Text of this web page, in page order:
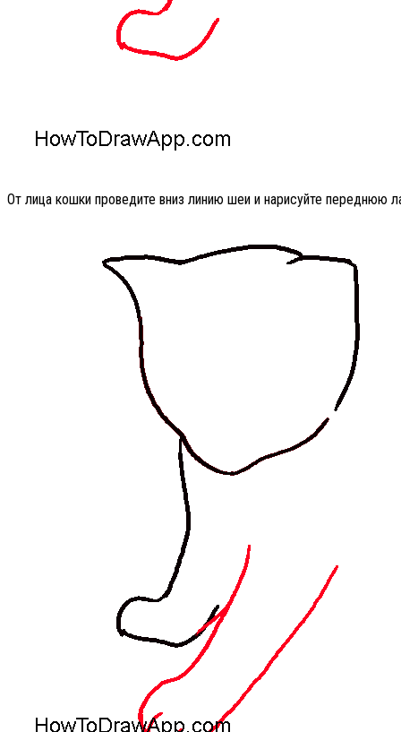
От лица кошки проведите вниз линию шеи и нарисуйте переднюю